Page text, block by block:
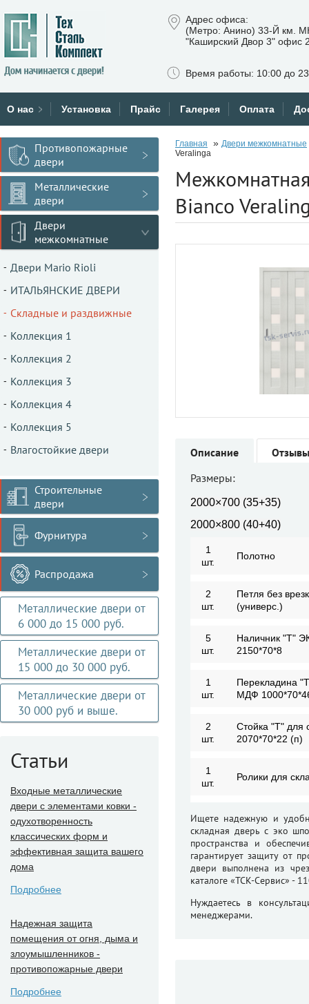
Адрес офиса:
(Метро: Анино) 33-Й км.
"Каширский Двор 3" офис
Время работы: 10:00 до
О нас Установка Прайс Галерея Оплата
Противопожарные
двери
Металлические
двери
Двери
межкомнатные
Двери Mario Rioli
ИТАЛЬЯНСКИЕ ДВЕРИ
Складные и раздвижные
Коллекция 1
Коллекция 2
Коллекция 3
Коллекция 4
Коллекция 5
Влагостойкие двери
Строительные
двери
Фурнитура
Распродажа
Металлические двери от
6 000 до 15 000 руб.
Металлические двери от
15 000 до 30 000 руб.
Металлические двери от
30 000 руб и выше.
Статьи
Входные металлические
двери с элементами ковки -
одухотворенность
классических форм и
эффективная защита вашего
дома
Подробнее
Надежная защита
помещения от огня, дыма и
злоумышленников -
противопожарные двери
Подробнее
Главная » Двери межкомнатные
Veralinga
Bianco
Описание
Отзывы
Размеры:
2000×700 (35+35)
2000×800 (40+40)
1
шт.
Полотно
2
шт.
Петля без
(универс.)
5
шт.
Наличник "Т"
2150*70*8
1
шт.
Перекладина
МДФ
2
шт.
Стойка "Т" для
2070*70*22 (п)
1
шт.
Ролики для
Ищете надежную и
складная дверь с эко
пространства и
гарантирует защиту от
двери выполнена из
каталоге «ТСК-Сервис» -
Нуждаетесь в
менеджерами.